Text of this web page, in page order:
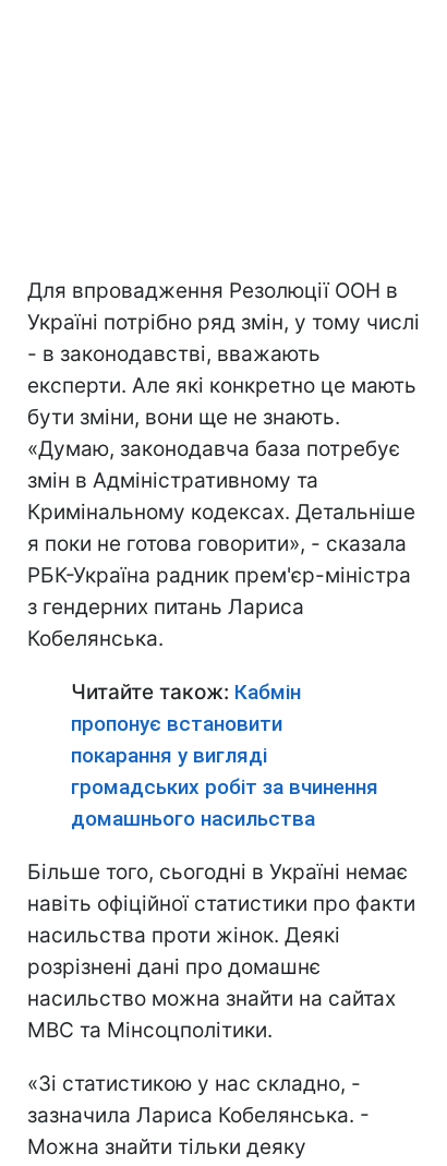
Для впровадження Резолюції ООН в
Україні потрібно ряд змін, у тому числі
- в законодавстві, вважають
експерти. Але які конкретно це мають
бути зміни, вони ще не знають.
«Думаю, законодавча база потребує
змін в Адміністративному та
Кримінальному кодексах. Детальніше
я поки не готова говорити», - сказала
РБК-Україна радник прем'єр-міністра
з гендерних питань Лариса
Кобелянська.
Читайте також: Кабмін
пропонує встановити
покарання у вигляді
громадських робіт за вчинення
домашнього насильства
Більше того, сьогодні в Україні немає
навіть офіційної статистики про факти
насильства проти жінок. Деякі
розрізнені дані про домашнє
насильство можна знайти на сайтах
МВС та Мінсоцполітики.
«Зі статистикою у нас складно, -
зазначила Лариса Кобелянська. -
Можна знайти тільки деяку